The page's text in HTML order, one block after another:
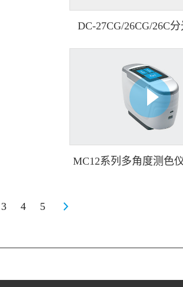
DC-27CG/26CG/26C
MC12系列多角度测色
3 4 5